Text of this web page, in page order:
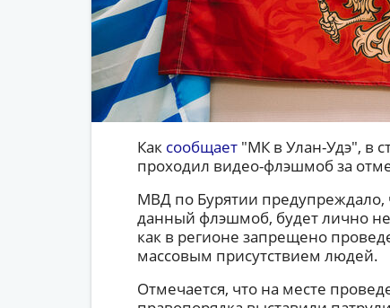
Как сообщает"МК в Улан-Удэ", в
проходил видео-флэшмоб за
МВД по Бурятии предупреждало,
данный флэшмоб, будет лично
как в регионе запрещено
массовым присутствием людей.
Отмечается, что на месте